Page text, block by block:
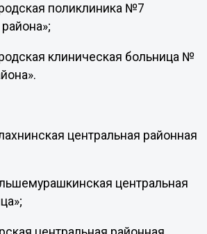
поликлиника №7
клиническая больница №
центральная районная
центральная